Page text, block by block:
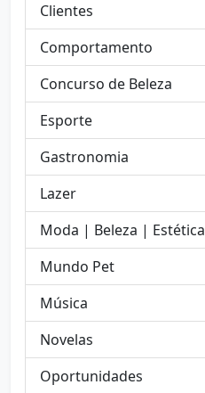
Clientes
Comportamento
Concurso de Beleza
Esporte
Gastronomia
Lazer
Moda | Beleza | Estética
Mundo Pet
Música
Novelas
Oportunidades